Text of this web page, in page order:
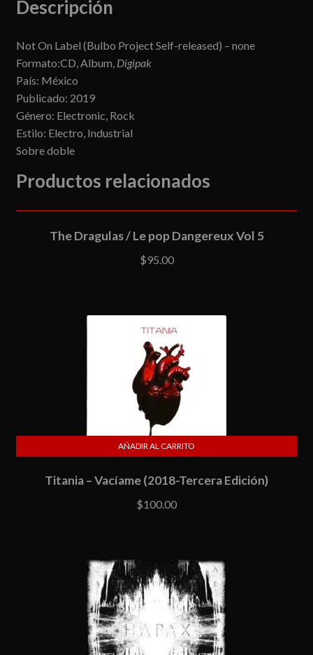
Descripción
Not On Label (Bulbo Project Self-released) ‎– none
Formato:CD, Album, Digipak
País: México
Publicado: 2019
Género: Electronic, Rock
Estilo: Electro, Industrial
Sobre doble
Productos relacionados
The Dragulas / Le pop Dangereux Vol 5
$95.00
Titania – Vacíame (2018-Tercera Edición)
$100.00
AÑADIR AL CARRITO